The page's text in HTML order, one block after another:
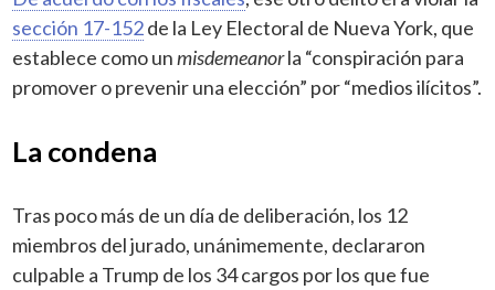
sección 17-152de la Ley Electoral de Nueva York, que
establece como unmisdemeanorla “conspiración para
promover o prevenir una elección” por “medios ilícitos”.
La condena
Tras poco más de un día de deliberación, los 12
miembros del jurado, unánimemente, declararon
culpable a Trump de los 34 cargos por los que fue